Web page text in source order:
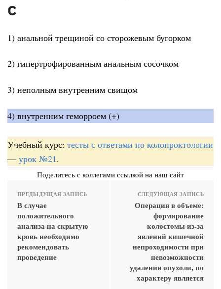
с
1) анальной трещиной со сторожевым бугорком
2) гипертрофированным анальным сосочком
3) неполным внутренним свищом
4) внутренним геморроем (+)
Учебный курс: тесты с ответами по колопроктологии
— урок №21.
Поделитесь с коллегами ссылкой на наш сайт
ПРЕДЫДУЩАЯ ЗАПИСЬ
В случае
положительного
анализа на скрытую
кровь необходимо
рекомендовать
проведение
СЛЕДУЮЩАЯ ЗАПИСЬ
Операция в объеме:
формирование
колостомы из-за
явлений кишечной
непроходимости при
невозможности
удаления опухоли, по
характеру является